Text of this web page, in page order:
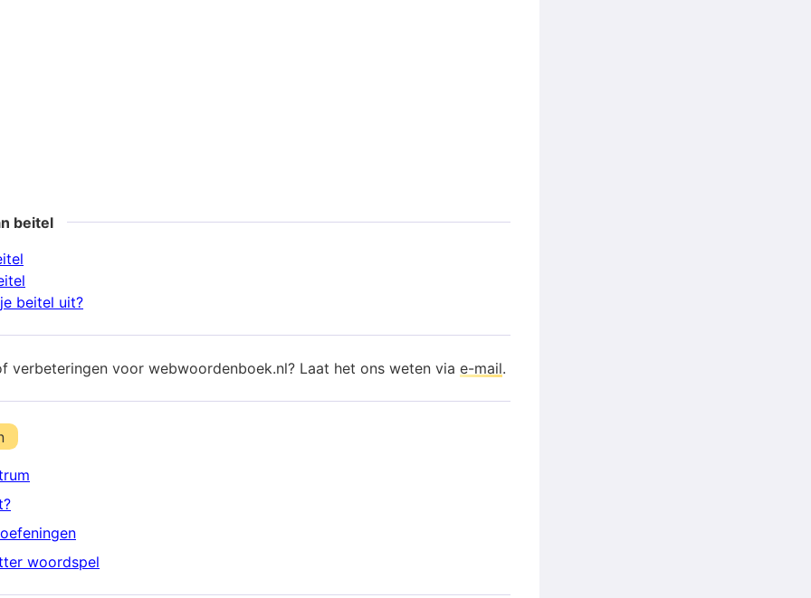
beitel
beitel uit?
verbeteringen voor webwoordenboek.nl? Laat het ons weten via e-mail.
woordspel